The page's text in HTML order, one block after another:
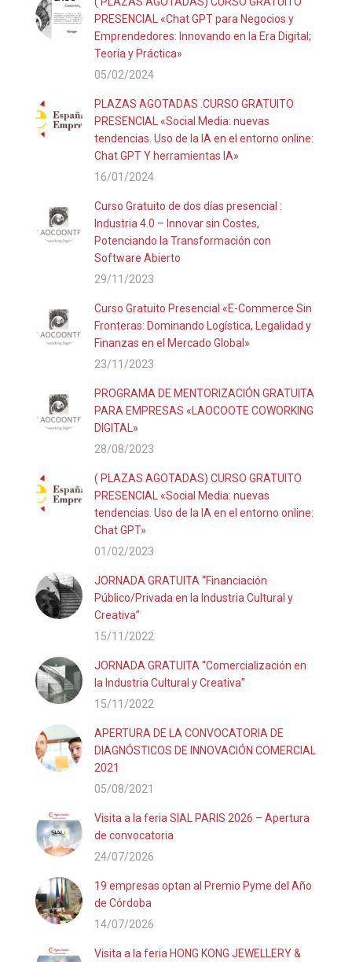
PRESENCIAL «Chat GPT para Negocios y
Emprendedores: Innovando en la Era Digital;
Teoría y Práctica»
05/02/2024
PLAZAS AGOTADAS .CURSO GRATUITO
PRESENCIAL «Social Media: nuevas
tendencias. Uso de la IA en el entorno online:
Chat GPT Y herramientas IA»
16/01/2024
Curso Gratuito de dos días presencial :
Industria 4.0 – Innovar sin Costes,
Potenciando la Transformación con
Software Abierto
29/11/2023
Curso Gratuito Presencial «E-Commerce Sin
Fronteras: Dominando Logística, Legalidad y
Finanzas en el Mercado Global»
23/11/2023
PROGRAMA DE MENTORIZACIÓN GRATUITA
PARA EMPRESAS «LAOCOOTE COWORKING
DIGITAL»
28/08/2023
( PLAZAS AGOTADAS) CURSO GRATUITO
PRESENCIAL «Social Media: nuevas
tendencias. Uso de la IA en el entorno online:
Chat GPT»
01/02/2023
JORNADA GRATUITA “Financiación
Público/Privada en la Industria Cultural y
Creativa”
15/11/2022
JORNADA GRATUITA “Comercialización en
la Industria Cultural y Creativa”
15/11/2022
APERTURA DE LA CONVOCATORIA DE
DIAGNÓSTICOS DE INNOVACIÓN COMERCIAL
2021
05/08/2021
Visita a la feria SIAL PARIS 2026 – Apertura
de convocatoria
24/07/2026
19 empresas optan al Premio Pyme del Año
de Córdoba
14/07/2026
Visita a la feria HONG KONG JEWELLERY &